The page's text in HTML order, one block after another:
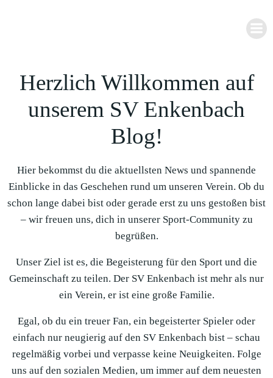
Herzlich Willkommen auf
unserem SV Enkenbach
Blog!
Hier bekommst du die aktuellsten News und spannende
Einblicke in das Geschehen rund um unseren Verein. Ob du
schon lange dabei bist oder gerade erst zu uns gestoßen bist
– wir freuen uns, dich in unserer Sport-Community zu
begrüßen.
Unser Ziel ist es, die Begeisterung für den Sport und die
Gemeinschaft zu teilen. Der SV Enkenbach ist mehr als nur
ein Verein, er ist eine große Familie.
Egal, ob du ein treuer Fan, ein begeisterter Spieler oder
einfach nur neugierig auf den SV Enkenbach bist – schau
regelmäßig vorbei und verpasse keine Neuigkeiten. Folge
uns auf den sozialen Medien, um immer auf dem neuesten